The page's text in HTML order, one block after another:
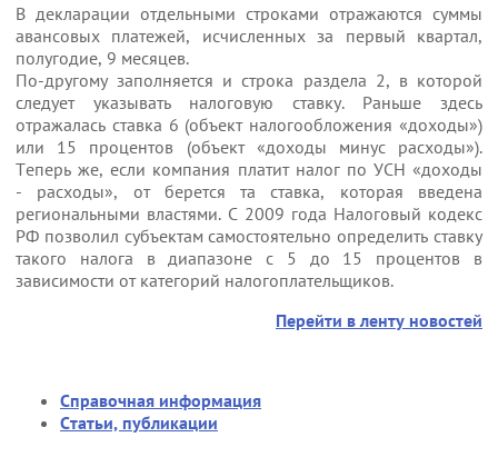
В декларации отдельными строками отражаются суммы
авансовых платежей, исчисленных за первый квартал,
полугодие, 9 месяцев.
По-другому заполняется и строка раздела 2, в которой
следует указывать налоговую ставку. Раньше здесь
отражалась ставка 6 (объект налогообложения «доходы»)
или 15 процентов (объект «доходы минус расходы»).
Теперь же, если компания платит налог по УСН «доходы
- расходы», от берется та ставка, которая введена
региональными властями. С 2009 года Налоговый кодекс
РФ позволил субъектам самостоятельно определить ставку
такого налога в диапазоне с 5 до 15 процентов в
зависимости от категорий налогоплательщиков.
Перейти в ленту новостей
Справочная информация
Статьи, публикации